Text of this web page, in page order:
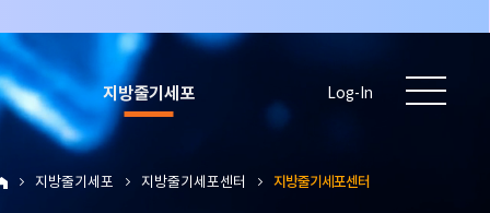
지방줄기세포 Log-In
지방줄기세포 지방줄기세포센터 지방줄기세포센터